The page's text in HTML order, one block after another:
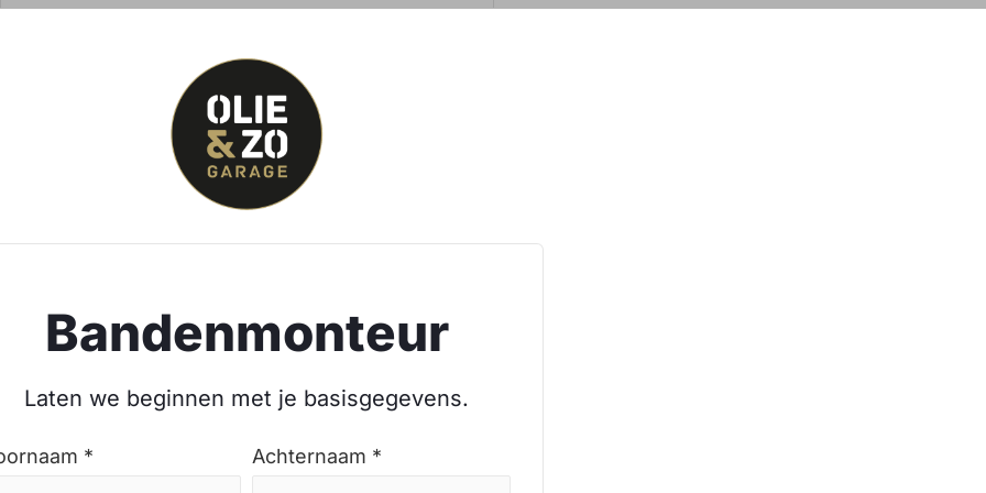
Bandenmonteur
Laten we beginnen met je basisgegevens.
* Achternaam *